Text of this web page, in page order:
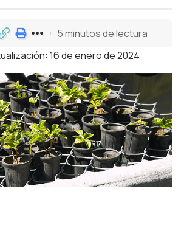
16 de enero de 2024
5 minutos de lectura